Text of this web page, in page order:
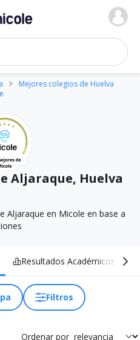
buscador de colegios
Mejores colegios de Huelva
Aljaraque, Huelva
Aljaraque en Micole en base a
Resultados Académicos
Filtros
Ordenar por